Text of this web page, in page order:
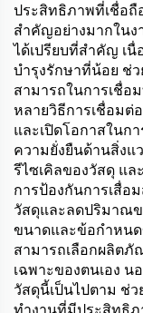
ประสิทธิภาพที่เชื่อถื
สำคัญอย่างมากใน
ได้เปรียบที่สำคัญ เ
บำรุงรักษาที่น้อย ช่
สามารถในการเชื่อ
หลายวิธีการเชื่อมต่
และเปิดโอกาสในก
ความยั่งยืนด้านสิ่งแ
รีไซเคิลของวัสดุ แ
การป้องกันการเสื่อ
วัสดุและลดปริมาณ
ขนาดและข้อกำหนด
สามารถเลือกผลิต
เฉพาะของตนเอง
วัสดุนี้เป็นไปตาม ช่